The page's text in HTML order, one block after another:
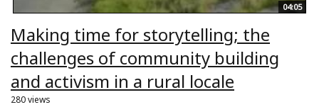
04:05
Making time for storytelling; the
challenges of community building
and activism in a rural locale
280 views